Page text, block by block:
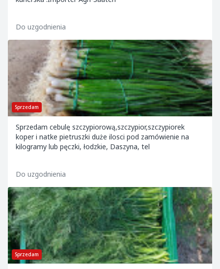
Do uzgodnienia
Sprzedam
Sprzedam cebulę szczypiorową,szczypior,szczypiorek
koper i natke pietruszki duże ilosci pod zamówienie na
kilogramy lub pęczki, łodzkie, Daszyna, tel
Do uzgodnienia
Sprzedam